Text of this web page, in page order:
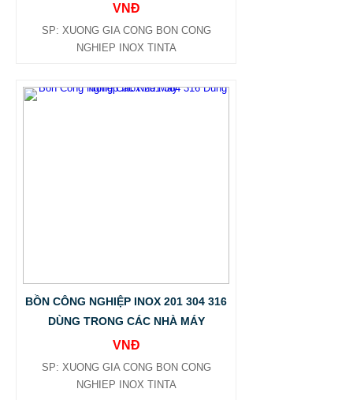
VNĐ
SP: XUONG GIA CONG BON CONG
NGHIEP INOX TINTA
BỒN CÔNG NGHIỆP INOX 201 304 316
DÙNG TRONG CÁC NHÀ MÁY
VNĐ
SP: XUONG GIA CONG BON CONG
NGHIEP INOX TINTA